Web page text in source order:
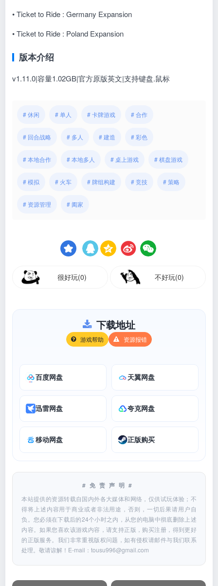
• Ticket to Ride : Germany Expansion
• Ticket to Ride : Poland Expansion
版本介绍
v1.11.0|容量1.02GB|官方原版英文|支持键盘.鼠标
# 休闲 # 单人 # 卡牌游戏 # 合作
# 回合战略 # 多人 # 建造 # 彩色
# 本地合作 # 本地多人 # 桌上游戏 # 棋盘游戏
# 模拟 # 火车 # 牌组构建 # 竞技 # 策略
# 资源管理 # 阖家
很好玩(0) 不好玩(0)
下载地址
游戏帮助 资源报错
百度网盘 天翼网盘
迅雷网盘 夸克网盘
移动网盘 正版购买
#免责声明#
本站提供的资源转载自国内外各大媒体和网络，仅供试玩体验；不
得将上述内容用于商业或者非法用途，否则，一切后果请用户自
负。您必须在下载后的24个小时之内，从您的电脑中彻底删除上述
内容。如果您喜欢该游戏内容，请支持正版，购买注册，得到更好
的正版服务。我们非常重视版权问题，如有侵权请邮件与我们联系
处理。敬请谅解！E-mail：tousu996@gmail.com